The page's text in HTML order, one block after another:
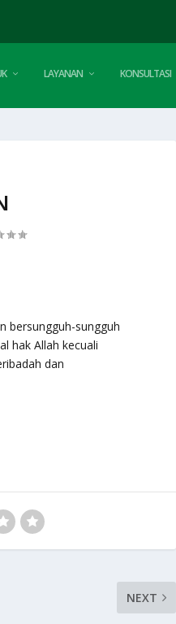
LAYANAN KONSULTASI
bersungguh-sungguh
hak Allah kecuali
dan
NEXT